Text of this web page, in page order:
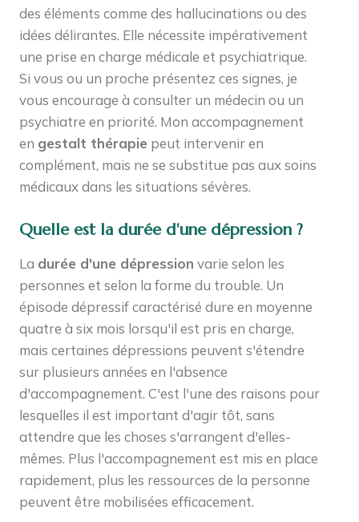
des éléments comme des hallucinations ou des
idées délirantes. Elle nécessite impérativement
une prise en charge médicale et psychiatrique.
Si vous ou un proche présentez ces signes, je
vous encourage à consulter un médecin ou un
psychiatre en priorité. Mon accompagnement
en gestalt thérapie peut intervenir en
complément, mais ne se substitue pas aux soins
médicaux dans les situations sévères.
Quelle est la durée d'une dépression ?
La durée d'une dépression varie selon les
personnes et selon la forme du trouble. Un
épisode dépressif caractérisé dure en moyenne
quatre à six mois lorsqu'il est pris en charge,
mais certaines dépressions peuvent s'étendre
sur plusieurs années en l'absence
d'accompagnement. C'est l'une des raisons pour
lesquelles il est important d'agir tôt, sans
attendre que les choses s'arrangent d'elles-
mêmes. Plus l'accompagnement est mis en place
rapidement, plus les ressources de la personne
peuvent être mobilisées efficacement.